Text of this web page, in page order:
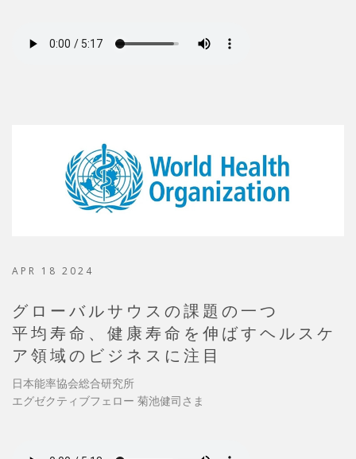
APR 18 2024
グローバルサウスの課題の一つ
平均寿命、健康寿命を伸ばすヘルスケ
ア領域のビジネスに注目
日本能率協会総合研究所
エグゼクティブフェロー 菊池健司さま